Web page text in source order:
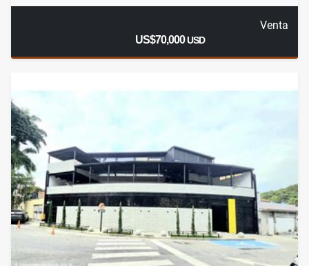
Venta
US$70,000USD